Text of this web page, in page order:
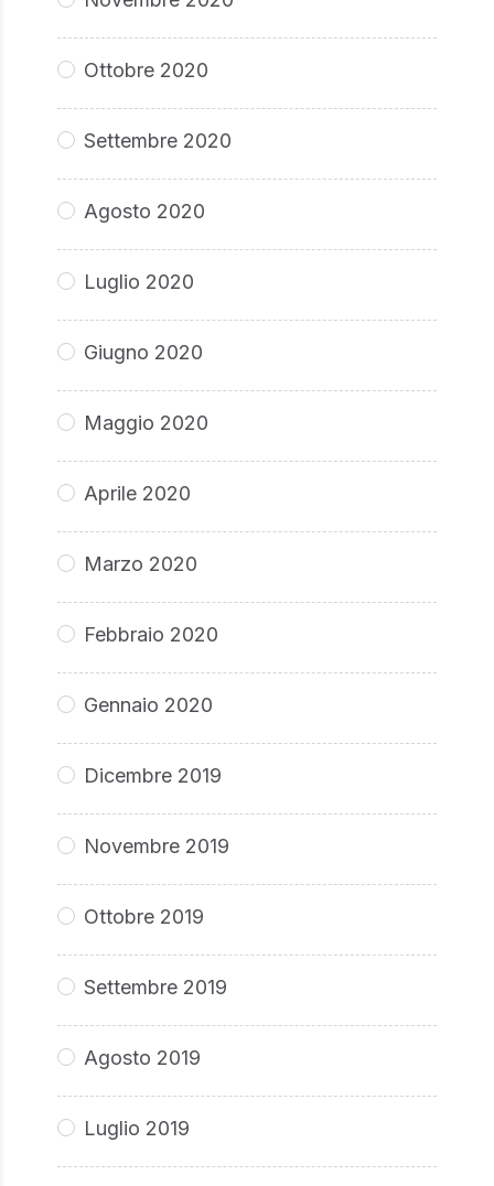
Ottobre 2020
Settembre 2020
Agosto 2020
Luglio 2020
Giugno 2020
Maggio 2020
Aprile 2020
Marzo 2020
Febbraio 2020
Gennaio 2020
Dicembre 2019
Novembre 2019
Ottobre 2019
Settembre 2019
Agosto 2019
Luglio 2019